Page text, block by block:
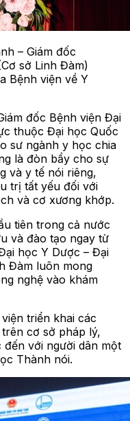
– Giám đốc
sở Linh Đàm)
Bệnh viện về Y
đốc Bệnh viện Đại
thuộc Đại học Quốc
sư ngành y học chia
là đòn bẩy cho sự
và y tế nói riêng,
trị tất yếu đối với
và cơ xương khớp.
tiên trong cả nước
và đào tạo ngay từ
học Y Dược – Đại
Đàm luôn mong
nghệ vào khám
triển khai các
cơ sở pháp lý,
với người dân một
Thành nói.